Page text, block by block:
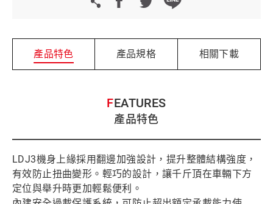
產品特色 產品規格 相關下載
FEATURES
產品特色
LDJ3機身上緣採用翻邊加強設計，提升整體結構強度，
有效防止扭曲變形。輕巧的設計，讓千斤頂在車輛下方
定位與舉升時更加輕鬆便利。